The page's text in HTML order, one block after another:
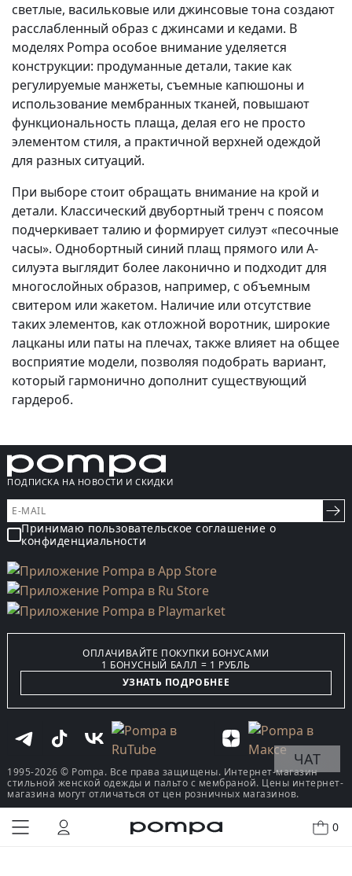
0
светлые, васильковые или джинсовые тона создают
расслабленный образ с джинсами и кедами. В
моделях Pompa особое внимание уделяется
конструкции: продуманные детали, такие как
регулируемые манжеты, съемные капюшоны и
использование мембранных тканей, повышают
функциональность плаща, делая его не просто
элементом стиля, а практичной верхней одеждой
для разных ситуаций.
При выборе стоит обращать внимание на крой и
детали. Классический двубортный тренч с поясом
подчеркивает талию и формирует силуэт «песочные
часы». Однобортный синий плащ прямого или А-
силуэта выглядит более лаконично и подходит для
многослойных образов, например, с объемным
свитером или жакетом. Наличие или отсутствие
таких элементов, как отложной воротник, широкие
лацканы или паты на плечах, также влияет на общее
восприятие модели, позволяя подобрать вариант,
который гармонично дополнит существующий
гардероб.
ПОДПИСКА НА НОВОСТИ И СКИДКИ
Принимаю пользовательское соглашение о
конфиденциальности
ОПЛАЧИВАЙТЕ ПОКУПКИ БОНУСАМИ
1 БОНУСНЫЙ БАЛЛ = 1 РУБЛЬ
УЗНАТЬ ПОДРОБНЕЕ
1995-2026 © Pompa. Все права защищены. Интернет-магазин
стильной женской одежды и пальто с мембраной. Цены интернет-
магазина могут отличаться от цен розничных магазинов.
ЧАТ